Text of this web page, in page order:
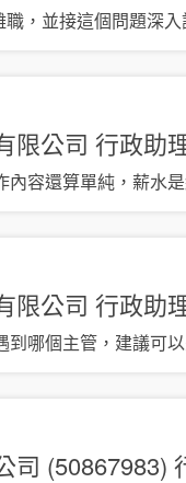
，並接這個問題深入
限公司 行政助
內容還算單純，薪水
限公司 行政助
到哪個主管，建議可
司 (50867983)